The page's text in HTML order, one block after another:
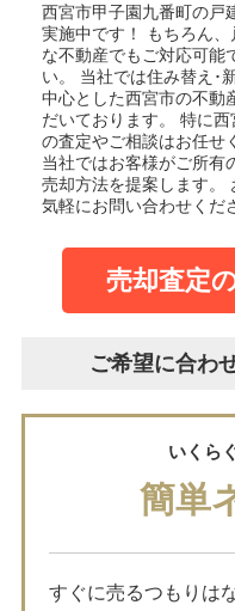
西宮市甲子園九番町の戸
実施中です！
もちろん
な不動産でもご対応可能
い。
当社では住み替え･
中心とした西宮市の不動
だいております。
特に西
の査定やご相談はお任せ
当社ではお客様がご所有
売却方法を提案します。
気軽にお問い合わせくだ
売却査定
ご希望に合わ
いくら
簡単
すぐに売るつもりは